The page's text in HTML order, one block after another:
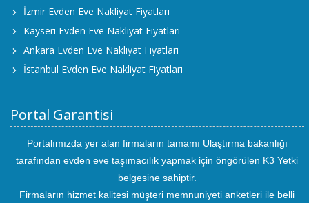
İzmir Evden Eve Nakliyat Fiyatları
Kayseri Evden Eve Nakliyat Fiyatları
Ankara Evden Eve Nakliyat Fiyatları
İstanbul Evden Eve Nakliyat Fiyatları
Portal Garantisi
Portalımızda yer alan firmaların tamamı Ulaştırma bakanlığı
tarafından evden eve taşımacılık yapmak için öngörülen K3 Yetki
belgesine sahiptir.
Firmaların hizmet kalitesi müşteri memnuniyeti anketleri ile belli